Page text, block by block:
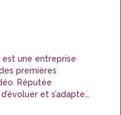
est une entreprise
premières
Réputée
et s’adapte